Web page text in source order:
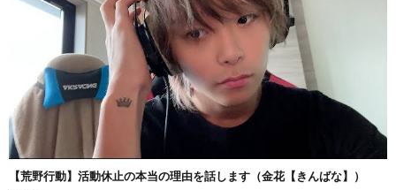
【荒野行動】活動休止の本当の理由を話します（金花【きんばな】）